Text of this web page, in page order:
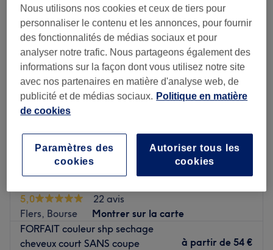
5,0
22 avis
Flers, Bourse
Montrer sur la carte
FORFAIT couleur shp sechage
cheveux court SANS coupe
à partir de 54 €
Nous utilisons nos cookies et ceux de tiers pour
personnaliser le contenu et les annonces, pour fournir
des fonctionnalités de médias sociaux et pour
analyser notre trafic. Nous partageons également des
informations sur la façon dont vous utilisez notre site
avec nos partenaires en matière d'analyse web, de
publicité et de médias sociaux. Politique en matière
de cookies
Autoriser tous les
cookies
Paramètres des
cookies